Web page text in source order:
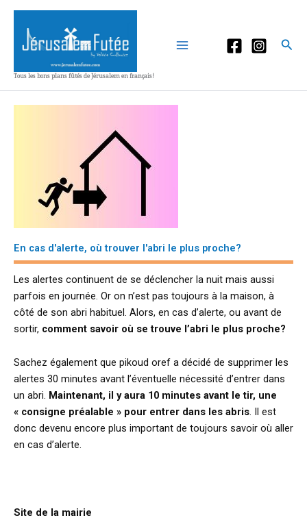
Aller
contenu
Tous les bons plans fûtés de Jérusalem en français!
En cas d'alerte, où trouver l'abri le plus proche?
Les alertes continuent de se déclencher la nuit mais aussi
parfois en journée. Or on n’est pas toujours à la maison, à
côté de son abri habituel. Alors, en cas d’alerte, ou avant de
sortir, comment savoir où se trouve l’abri le plus proche?
Sachez également que pikoud oref a décidé de supprimer les
alertes 30 minutes avant l’éventuelle nécessité d’entrer dans
un abri. Maintenant, il y aura 10 minutes avant le tir, une
« consigne préalable » pour entrer dans les abris. Il est
donc devenu encore plus important de toujours savoir où aller
en cas d’alerte.
Site de la mairie